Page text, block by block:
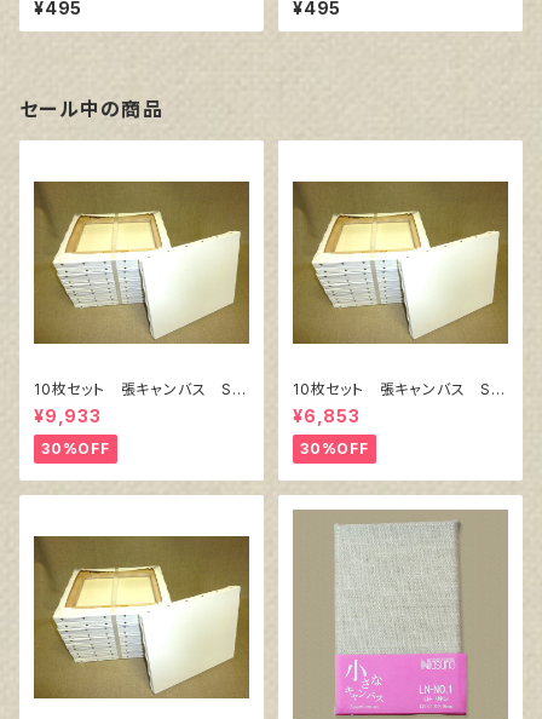
¥495 ¥495
セール中の商品
10枚セット 張キャンバス Sn
owWhite SPC（綿・ポリエステ
ル）F8 455㎜×380㎜
¥9,933
30%OFF
10枚セット 張キャンバス Sn
owWhite SPC（綿・ポリエステ
ル）F4 333㎜×242㎜
¥6,853
30%OFF